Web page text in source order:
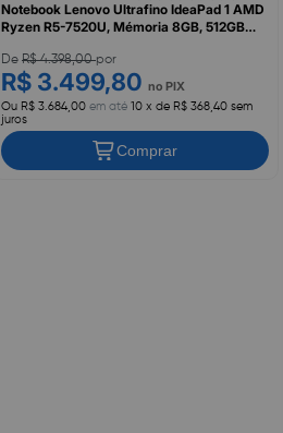
Notebook Lenovo Ultrafino IdeaPad 1 AMD
Ryzen R5-7520U, Mémoria 8GB, 512GB
Grey, 82X5000NBR
De R$ 4.398,00por
R$ 3.499,80 no PIX
Ou R$ 3.684,00 em até 10 x de R$ 368,40 sem
juros
Comprar